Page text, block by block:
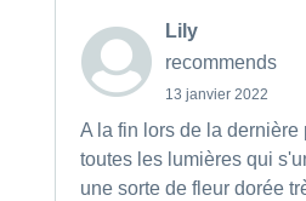
Lily
recommends
13 janvier 2022
A la fin lors de la dernière
toutes les lumières qui
une sorte de fleur dorée